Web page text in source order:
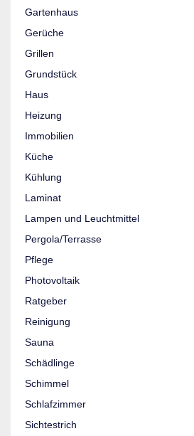
Gartenhaus
Gerüche
Grillen
Grundstück
Haus
Heizung
Immobilien
Küche
Kühlung
Laminat
Lampen und Leuchtmittel
Pergola/Terrasse
Pflege
Photovoltaik
Ratgeber
Reinigung
Sauna
Schädlinge
Schimmel
Schlafzimmer
Sichtestrich